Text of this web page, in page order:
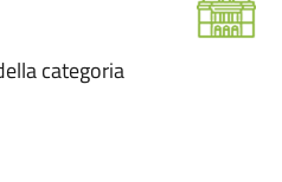
categoria